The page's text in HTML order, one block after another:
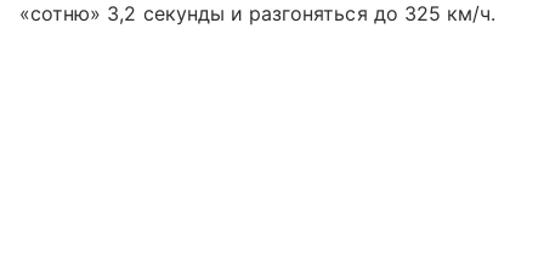
«сотню» 3,2 секунды и разгоняться до 325 км/ч.